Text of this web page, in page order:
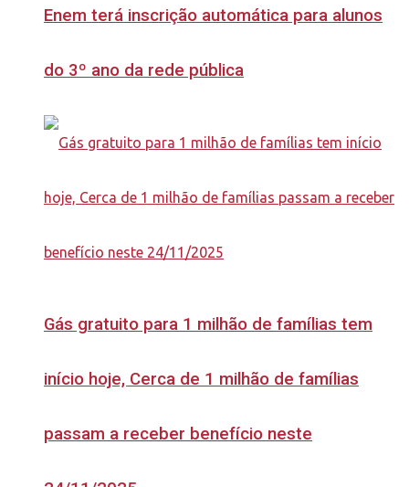
Enem terá inscrição automática para alunos
do 3º ano da rede pública
Gás gratuito para 1 milhão de famílias tem
início hoje, Cerca de 1 milhão de famílias
passam a receber benefício neste